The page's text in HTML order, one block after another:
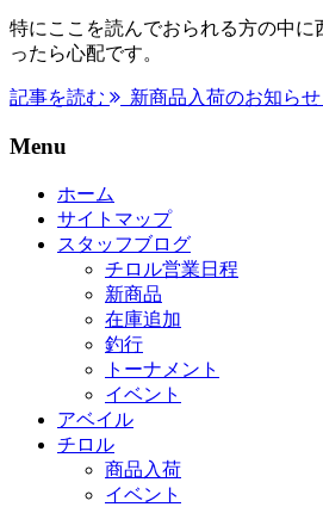
特にここを読んでおられる方の中に
ったら心配です。
記事を読む 新商品入荷のお知らせ
Menu
ホーム
サイトマップ
スタッフブログ
チロル営業日程
新商品
在庫追加
釣行
トーナメント
イベント
アベイル
チロル
商品入荷
イベント